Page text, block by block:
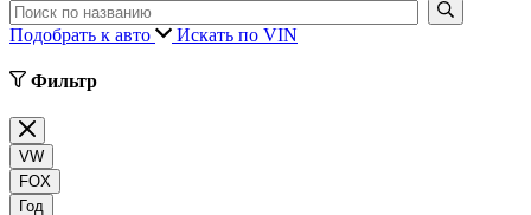
Подобрать к авто Искать по VIN
Фильтр
VW
FOX
Год